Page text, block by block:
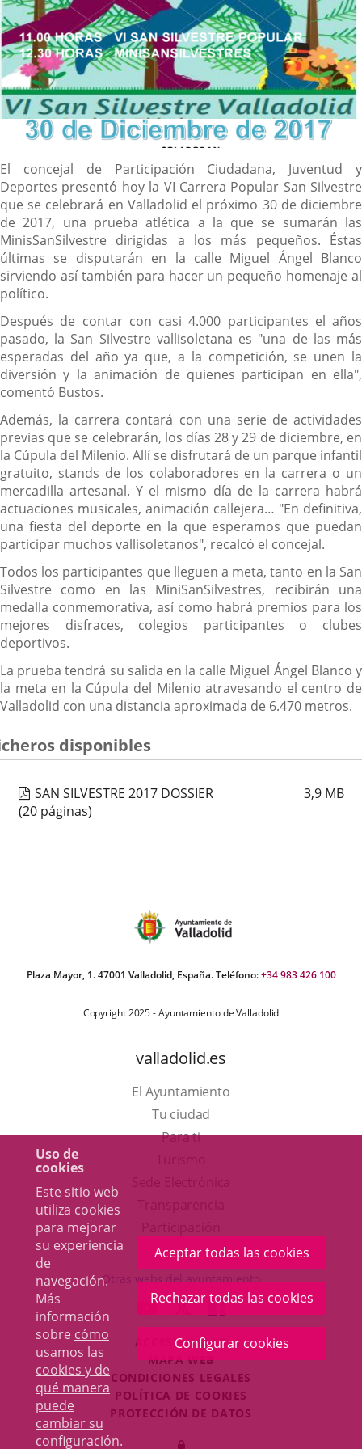
Uso de
cookies
Este sitio web
utiliza cookies
para mejorar
su experiencia
de
navegación.
Más
información
sobre cómo
usamos las
cookies y de
qué manera
puede
cambiar su
configuración.
Aceptar todas las cookies
Rechazar todas las cookies
Configurar cookies
Descripción
El concejal de Participación Ciudadana, Juventud y
Deportes presentó hoy la VI Carrera Popular San Silvestre
que se celebrará en Valladolid el próximo 30 de diciembre
de 2017, una prueba atlética a la que se sumarán las
MinisSanSilvestre dirigidas a los más pequeños. Éstas
últimas se disputarán en la calle Miguel Ángel Blanco
sirviendo así también para hacer un pequeño homenaje al
político.
Después de contar con casi 4.000 participantes el años
pasado, la San Silvestre vallisoletana es "una de las más
esperadas del año ya que, a la competición, se unen la
diversión y la animación de quienes participan en ella",
comentó Bustos.
Además, la carrera contará con una serie de actividades
previas que se celebrarán, los días 28 y 29 de diciembre, en
la Cúpula del Milenio. Allí se disfrutará de un parque infantil
gratuito, stands de los colaboradores en la carrera o un
mercadilla artesanal. Y el mismo día de la carrera habrá
actuaciones musicales, animación callejera… "En definitiva,
una fiesta del deporte en la que esperamos que puedan
participar muchos vallisoletanos", recalcó el concejal.
Todos los participantes que lleguen a meta, tanto en la San
Silvestre como en las MiniSanSilvestres, recibirán una
medalla conmemorativa, así como habrá premios para los
mejores disfraces, colegios participantes o clubes
deportivos.
La prueba tendrá su salida en la calle Miguel Ángel Blanco y
la meta en la Cúpula del Milenio atravesando el centro de
Valladolid con una distancia aproximada de 6.470 metros.
disponibles
SAN SILVESTRE 2017 DOSSIER 3,9 MB
(20 páginas)
Plaza Mayor, 1. 47001 Valladolid, España. Teléfono:+34 983 426 100
Copyright 2025 - Ayuntamiento de Valladolid
valladolid.es
El Ayuntamiento
Tu ciudad
Para ti
en
una
ventana
nueva.
aplicación
externa.
Otras webs del ayuntamiento
ENLACE
A
UNA
APLICACIÓN
EXTERNA.
ENLACE
A
UNA
APLICACIÓN
EXTERNA.
ENLACE
A
UNA
EXTERNA.
ACCESIBILIDAD
MAPA WEB
CONDICIONES LEGALES
POLÍTICA DE COOKIES
PROTECCIÓN DE DATOS
Iniciar